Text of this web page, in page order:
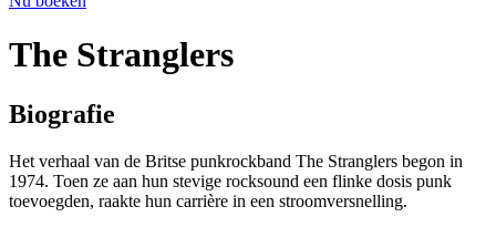
The Stranglers
Biografie
Het verhaal van de Britse punkrockband The Stranglers begon in
1974. Toen ze aan hun stevige rocksound een flinke dosis punk
toevoegden, raakte hun carrière in een stroomversnelling.